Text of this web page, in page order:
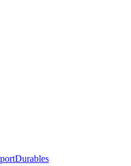
Durables